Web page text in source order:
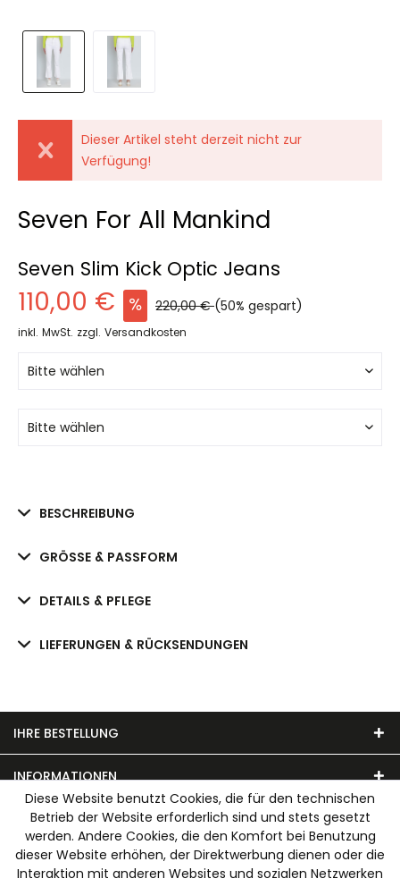
Dieser Artikel steht derzeit nicht zur
Verfügung!
Seven For All Mankind
Seven Slim Kick Optic Jeans
110,00 € 220,00 €(50% gespart)
inkl. MwSt. zzgl. Versandkosten
BESCHREIBUNG
GRÖSSE & PASSFORM
DETAILS & PFLEGE
LIEFERUNGEN & RÜCKSENDUNGEN
IHRE BESTELLUNG
INFORMATIONEN
UNSER MODEHAUS
WIR AKZEPTIEREN FOLGENDE ZAHLUNGSARTEN
Diese Website benutzt Cookies, die für den technischen
Betrieb der Website erforderlich sind und stets gesetzt
werden. Andere Cookies, die den Komfort bei Benutzung
dieser Website erhöhen, der Direktwerbung dienen oder die
Interaktion mit anderen Websites und sozialen Netzwerken